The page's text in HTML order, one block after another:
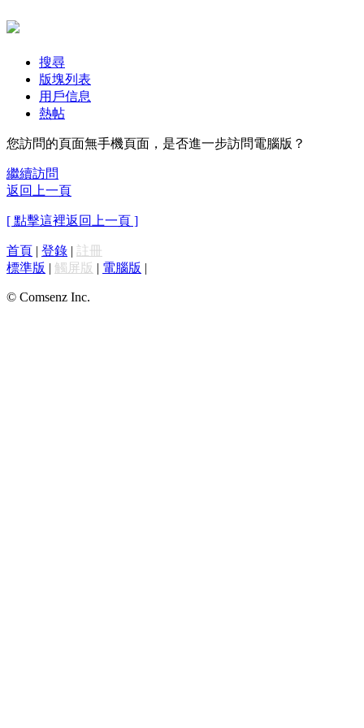
搜尋
版塊列表
用戶信息
熱帖
您訪問的頁面無手機頁面，是否進一步訪問電腦版？
繼續訪問
返回上一頁
[ 點擊這裡返回上一頁 ]
首頁 | 登錄 | 註冊
標準版 | 觸屏版 | 電腦版 |
© Comsenz Inc.